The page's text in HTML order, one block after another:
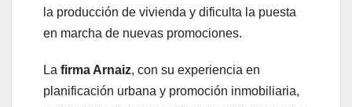
la producción de vivienda y dificulta la puesta
en marcha de nuevas promociones.
La firma Arnaiz, con su experiencia en
planificación urbana y promoción inmobiliaria,